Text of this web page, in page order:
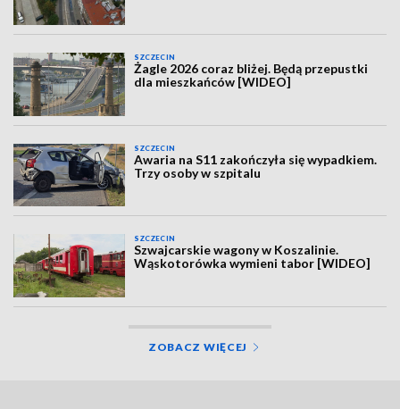
SZCZECIN
Żagle 2026 coraz bliżej. Będą przepustki
dla mieszkańców [WIDEO]
SZCZECIN
Awaria na S11 zakończyła się wypadkiem.
Trzy osoby w szpitalu
SZCZECIN
Szwajcarskie wagony w Koszalinie.
Wąskotorówka wymieni tabor [WIDEO]
ZOBACZ WIĘCEJ